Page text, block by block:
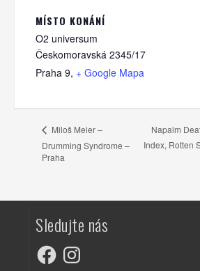
MÍSTO KONÁNÍ
O2 universum
Českomoravská 2345/17
Praha 9, + Google Mapa
Miloš Meier –
Drumming Syndrome –
Praha
Napalm
Index, Rotten
Sledujte nás
FacebookInstagram